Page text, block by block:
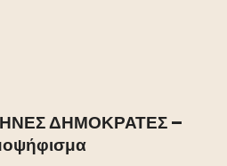
ΔΗΜΟΚΡΑΤΕΣ –